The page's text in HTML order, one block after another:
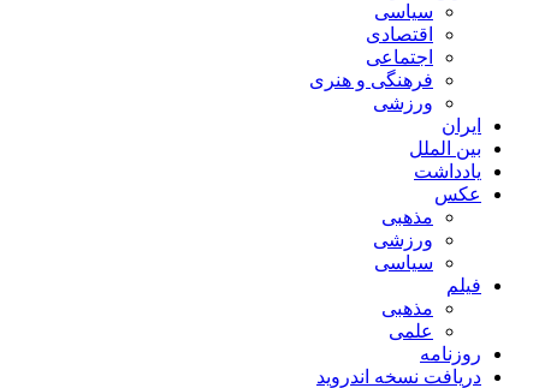
سیاسی
اقتصادی
اجتماعی
فرهنگی و هنری
ورزشی
ایران
بین الملل
یادداشت
عکس
مذهبی
ورزشی
سیاسی
فیلم
مذهبی
علمی
روزنامه
دریافت نسخه اندروید